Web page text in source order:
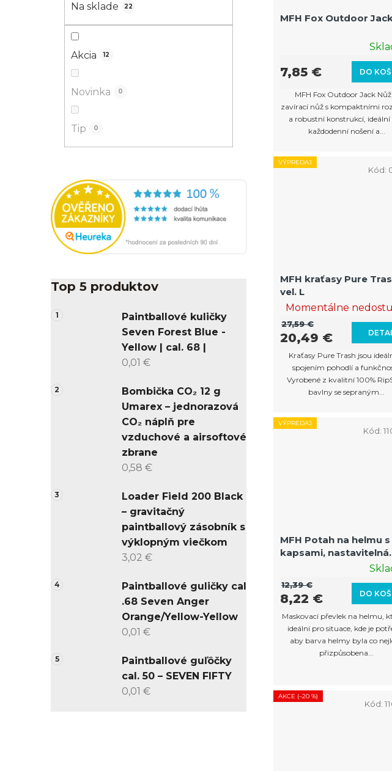
Na sklade 22
Akcia 12
Novinka 0
Tip 0
Top 5 produktov
Paintballové kuličky
Seven Forest Blue -
Yellow | cal. 68 |
0,01 €
Bombička CO₂ 12 g
Umarex – jednorazová
CO₂ náplň pre
vzduchové a airsoftové
zbrane
0,58 €
Loader Field 200 Black
– gravitačný
paintballový zásobník s
výklopným viečkom
3,02 €
Paintballové guličky cal
.68 Seven Anger
Orange/Yellow-Yellow
0,01 €
Paintballové guľôčky
cal. 50 – SEVEN FIFTY
0,01 €
MFH Fox Outdoor
DO
7,85 €
MFH Fox Outdoor Jack Nůž
zavírací nůž s kompaktními
a robustní konstrukcí, ideální
každodenní nošení a...
VÝPREDAJ
MFH kraťasy Pure
vel. L
Momentálne
20,49 €
27,59 €
Kraťasy Pure Trash jsou
spojením pohodlí a
Vyrobené z kvalitní 100%
bavlny se sepraným...
Kód:
VÝPREDAJ
MFH Potah na helmu s
kapsami, nastavitelná
DO
8,22 €
12,39 €
Maskovací převlek na helmu,
ideální pro situace, kde je
aby barva helmy byla co
přizpůsobena...
Kód:
AKCE (–20 %)
Kód: